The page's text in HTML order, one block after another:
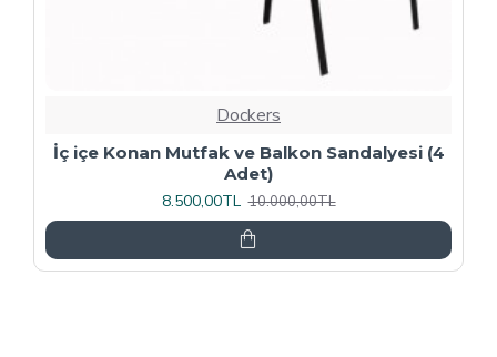
Dockers
Kapitoneli Sandalye (Deri) (4 Adet) - Yeşil
9.600,00TL 12.000,00TL